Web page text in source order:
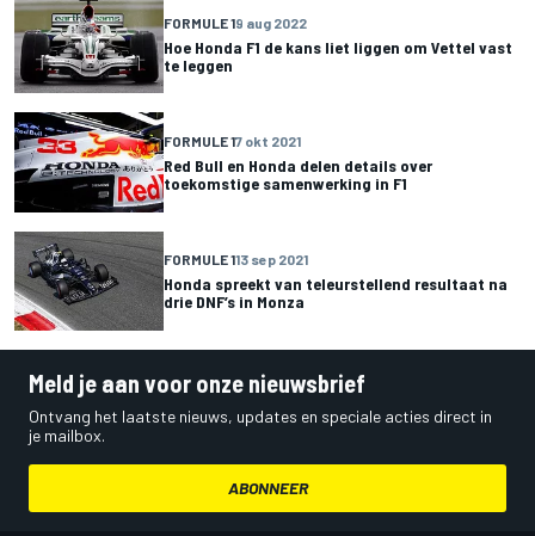
FORMULE 19 aug 2022
Hoe Honda F1 de kans liet liggen om Vettel vast
te leggen
FORMULE 17 okt 2021
Red Bull en Honda delen details over
toekomstige samenwerking in F1
FORMULE 113 sep 2021
Honda spreekt van teleurstellend resultaat na
drie DNF’s in Monza
Meld je aan voor onze nieuwsbrief
Ontvang het laatste nieuws, updates en speciale acties direct in
je mailbox.
ABONNEER